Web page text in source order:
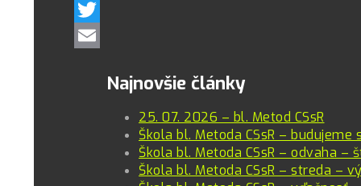
Facebook
Twitter
Najnovšie články
25. 07. 2026 – bl. Metod CSsR
Škola bl. Metoda CSsR –
Škola bl. Metoda CSsR – odvaha –
Škola bl. Metoda CSsR – streda –